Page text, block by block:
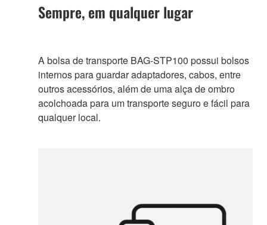
Sempre, em qualquer lugar
A bolsa de transporte BAG-STP100 possui bolsos
internos para guardar adaptadores, cabos, entre
outros acessórios, além de uma alça de ombro
acolchoada para um transporte seguro e fácil para
qualquer local.